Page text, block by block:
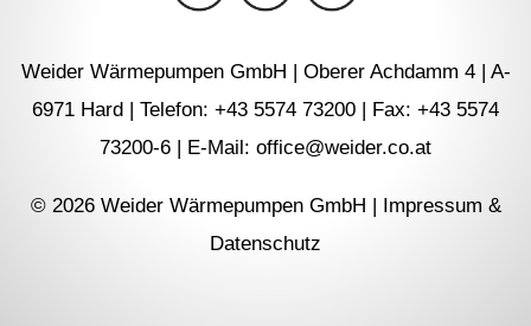
Weider Wärmepumpen GmbH | Oberer Achdamm 4 | A-
6971 Hard | Telefon: +43 5574 73200 | Fax: +43 5574
73200-6 | E-Mail: office@weider.co.at
© 2026 Weider Wärmepumpen GmbH | Impressum &
Datenschutz